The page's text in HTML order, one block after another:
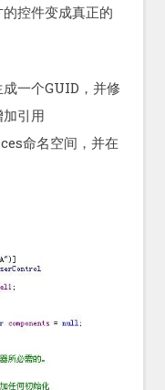
控件变成真正的
一个GUID，并修
引用
命名空间，并在